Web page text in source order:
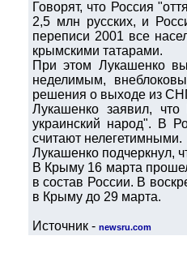
Говорят, что Россия
2,5 млн русских, и
переписи 2001 все
крымскими татарами.
При этом Лукашенко
неделимым,
решения о выходе из
Лукашенко заявил,
украинский народ". В
считают нелегетимными.
Лукашенко подчеркнул,
В Крыму 16 марта
в состав России. В
в Крыму до 29 марта.
Источник - newsru.com